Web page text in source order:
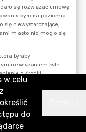
w celu
do